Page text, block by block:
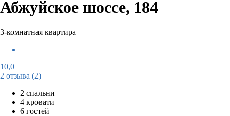
Абжуйское шоссе, 184
3-комнатная квартира
10,0
2 отзыва (2)
2 спальни
4 кровати
6 гостей